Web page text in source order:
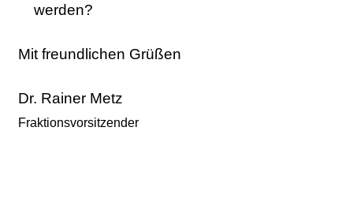
werden?
Mit freundlichen Grüßen
Dr. Rainer Metz
Fraktionsvorsitzender